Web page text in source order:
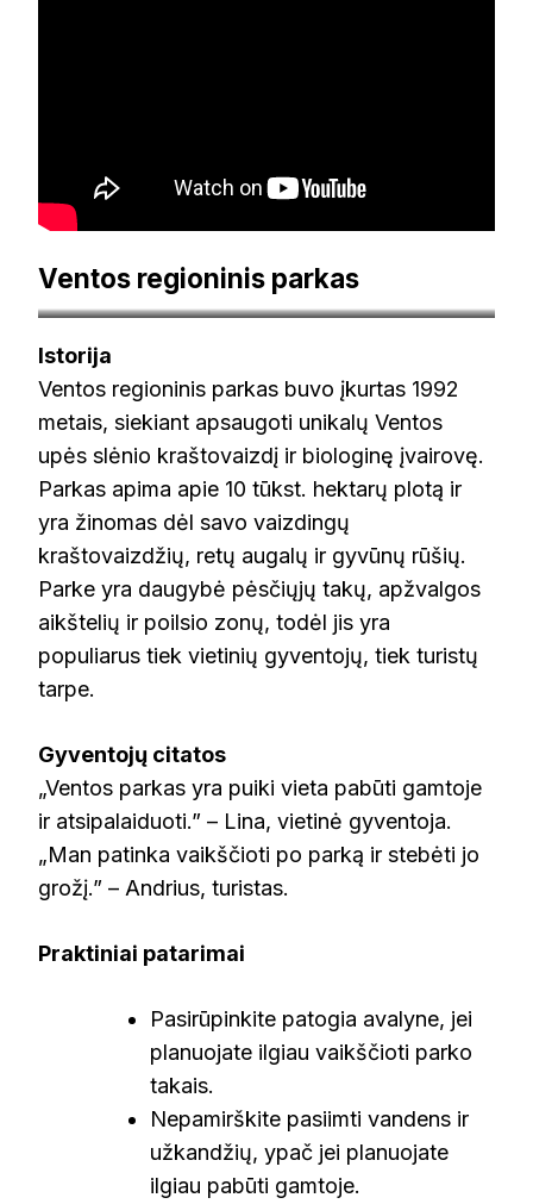
Ventos regioninis parkas
visit.mazeikiai.lt
Istorija
Ventos regioninis parkas buvo įkurtas 1992
metais, siekiant apsaugoti unikalų Ventos
upės slėnio kraštovaizdį ir biologinę įvairovę.
Parkas apima apie 10 tūkst. hektarų plotą ir
yra žinomas dėl savo vaizdingų
kraštovaizdžių, retų augalų ir gyvūnų rūšių.
Parke yra daugybė pėsčiųjų takų, apžvalgos
aikštelių ir poilsio zonų, todėl jis yra
populiarus tiek vietinių gyventojų, tiek turistų
tarpe.
Gyventojų citatos
„Ventos parkas yra puiki vieta pabūti gamtoje
ir atsipalaiduoti.” – Lina, vietinė gyventoja.
„Man patinka vaikščioti po parką ir stebėti jo
grožį.” – Andrius, turistas.
Praktiniai patarimai
Pasirūpinkite patogia avalyne, jei
planuojate ilgiau vaikščioti parko
takais.
Nepamirškite pasiimti vandens ir
užkandžių, ypač jei planuojate
ilgiau pabūti gamtoje.